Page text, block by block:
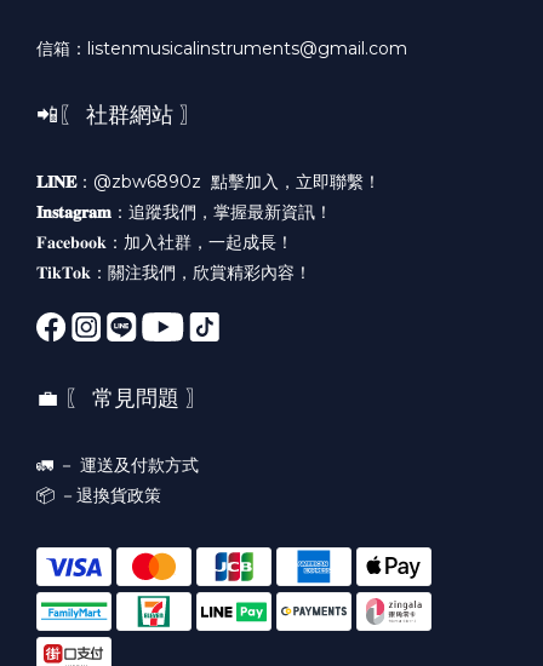
信箱：listenmusicalinstruments@gmail.com
📲〖 社群網站 〗
𝐋𝐈𝐍𝐄：@zbw6890z 點擊加入，立即聯繫！
𝐈𝐧𝐬𝐭𝐚𝐠𝐫𝐚𝐦 ： 追蹤我們，掌握最新資訊！
𝐅𝐚𝐜𝐞𝐛𝐨𝐨𝐤： 加入社群，一起成長！
𝐓𝐢𝐤𝐓𝐨𝐤： 關注我們，欣賞精彩內容！
💼 〖 常見問題 〗
🚛 － 運送及付款方式
📦 － 退換貨政策